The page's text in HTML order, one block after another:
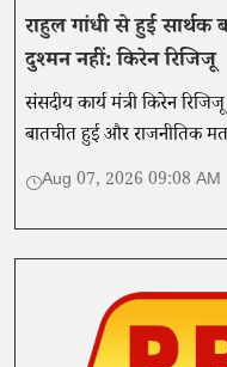
राहुल गांधी से हुई सार्थक
दुश्मन नहीं: किरेन रिजिजू
संसदीय कार्य मंत्री किरेन
बातचीत हुई और राजनीतिक
संवाद और सहयोग के साथ काम
Aug 07, 2026 09:08 AM